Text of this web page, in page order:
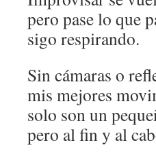
pero pase lo que
sigo respirando.
Sin cámaras o
mis mejores
solo son un
pero al fin y al